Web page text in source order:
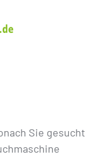
Sie gesucht